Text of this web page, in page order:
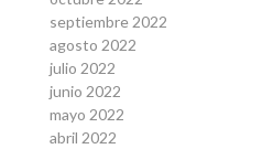
septiembre 2022
agosto 2022
julio 2022
junio 2022
mayo 2022
abril 2022